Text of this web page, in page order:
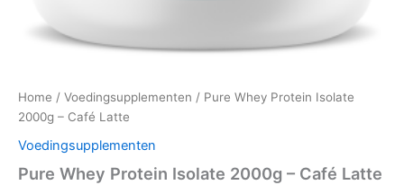
Home / Voedingsupplementen / Pure Whey Protein Isolate
2000g – Café Latte
Voedingsupplementen
Pure Whey Protein Isolate 2000g – Café Latte